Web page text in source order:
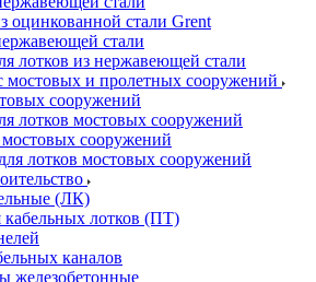
оцинкованной стали Grent
стали
лотков из нержавеющей стали
мостовых и пролетных сооружений
сооружений
лотков мостовых сооружений
сооружений
лотков мостовых сооружений
(ЛК)
лотков (ПТ)
каналов
железобетонные